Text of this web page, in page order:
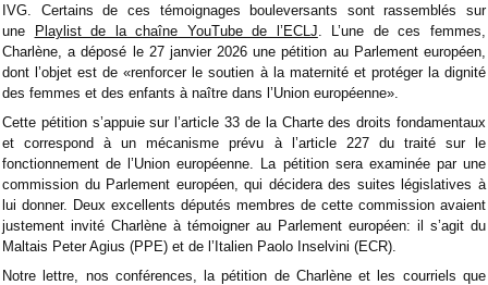
IVG. Certains de ces témoignages bouleversants sont rassemblés sur
une
Playlist de la chaîne YouTube de l’ECLJ . L’une de ces femmes,
Charlène, a déposé le 27 janvier 2026 une pétition au Parlement européen,
dont l’objet est de «renforcer le soutien à la maternité et protéger la dignité
des femmes et des enfants à naître dans l’Union européenne».
Cette pétition s’appuie sur l’article 33 de la Charte des droits fondamentaux
et correspond à un mécanisme prévu à l’article 227 du traité sur le
fonctionnement de l’Union européenne. La pétition sera examinée par une
commission du Parlement européen, qui décidera des suites législatives à
lui donner. Deux excellents députés membres de cette commission avaient
justement invité Charlène à témoigner au Parlement européen: il s’agit du
Maltais Peter Agius (PPE) et de l’Italien Paolo Inselvini (ECR).
Notre lettre, nos conférences, la pétition de Charlène et les courriels que